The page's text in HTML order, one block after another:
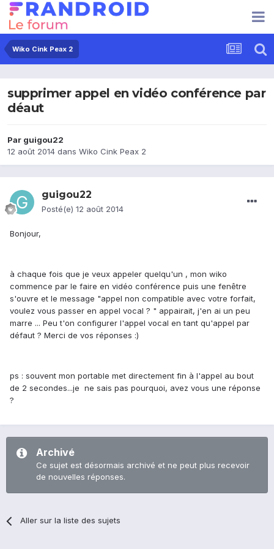
Wiko Cink Peax 2
supprimer appel en vidéo conférence par
déaut
Par guigou22
12 août 2014 dans Wiko Cink Peax 2
guigou22
Posté(e) 12 août 2014
Bonjour,
à chaque fois que je veux appeler quelqu'un , mon wiko
commence par le faire en vidéo conférence puis une fenêtre
s'ouvre et le message "appel non compatible avec votre forfait,
voulez vous passer en appel vocal ? " appairait, j'en ai un peu
marre ... Peu t'on configurer l'appel vocal en tant qu'appel par
défaut ? Merci de vos réponses :)
ps : souvent mon portable met directement fin à l'appel au bout
de 2 secondes...je ne sais pas pourquoi, avez vous une réponse
?
Archivé
Ce sujet est désormais archivé et ne peut plus recevoir
de nouvelles réponses.
Aller sur la liste des sujets